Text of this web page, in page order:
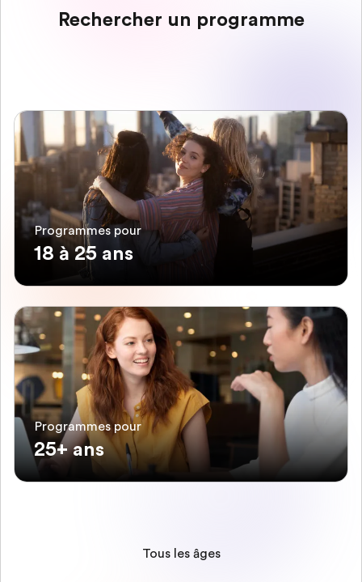
Rechercher un programme
Programmes pour
18 à 25 ans
Programmes pour
25+ ans
Tous les âges